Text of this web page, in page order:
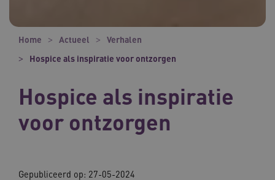
Home Actueel
Verhalen
Hospice als inspiratie voor ontzorgen
Hospice als inspiratie
voor ontzorgen
Gepubliceerd op: 27-05-2024